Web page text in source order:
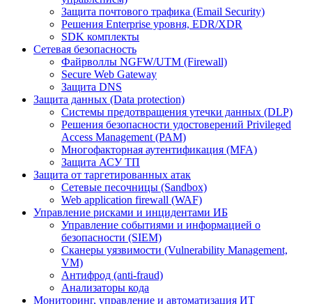
Защита почтового трафика (Email Security)
Решения Enterprise уровня, EDR/XDR
SDK комплекты
Сетевая безопасность
Файрволлы NGFW/UTM (Firewall)
Secure Web Gateway
Защита DNS
Защита данных (Data protection)
Системы предотвращения утечки данных (DLP)
Решения безопасности удостоверений Privileged
Access Management (PAM)
Многофакторная аутентификация (MFA)
Защита АСУ ТП
Защита от таргетированных атак
Сетевые песочницы (Sandbox)
Web application firewall (WAF)
Управление рисками и инцидентами ИБ
Управление событиями и информацией о
безопасности (SIEM)
Сканеры уязвимости (Vulnerability Management,
VM)
Антифрод (anti-fraud)
Анализаторы кода
Мониторинг, управление и автоматизация ИТ